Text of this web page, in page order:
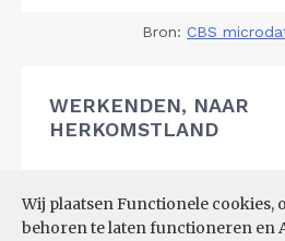
Wij plaatsen Functionele cookies,
behoren te laten functioneren en
Bron: CBS
WERKENDEN, NAAR
HERKOMSTLAND